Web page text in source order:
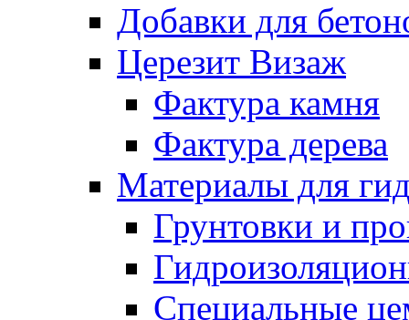
Добавки для
Церезит Визаж
Фактура камня
Фактура дерева
Материалы для
Грунтовки и
Специальные